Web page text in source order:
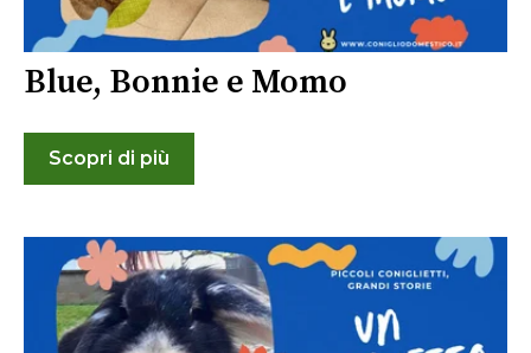
Blue, Bonnie e Momo
Scopri di più